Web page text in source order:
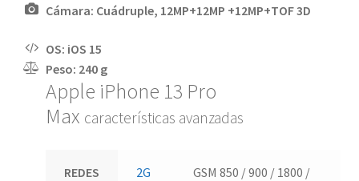
Cámara: Cuádruple, 12MP+12MP +12MP+TOF 3D
OS: iOS 15
Peso: 240 g
Apple iPhone 13 Pro
Max características avanzadas
REDES 2G
GSM 850 / 900 / 1800 /